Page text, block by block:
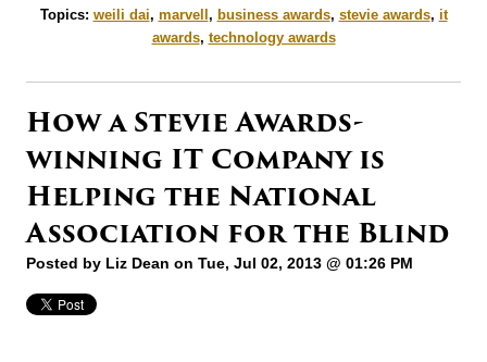
Topics: weili dai, marvell , business awards, stevie awards, it
awards, technology awards
How a Stevie Awards-
winning IT Company is
Helping the National
Association for the Blind
Posted by Liz Dean on Tue, Jul 02, 2013 @ 01:26 PM